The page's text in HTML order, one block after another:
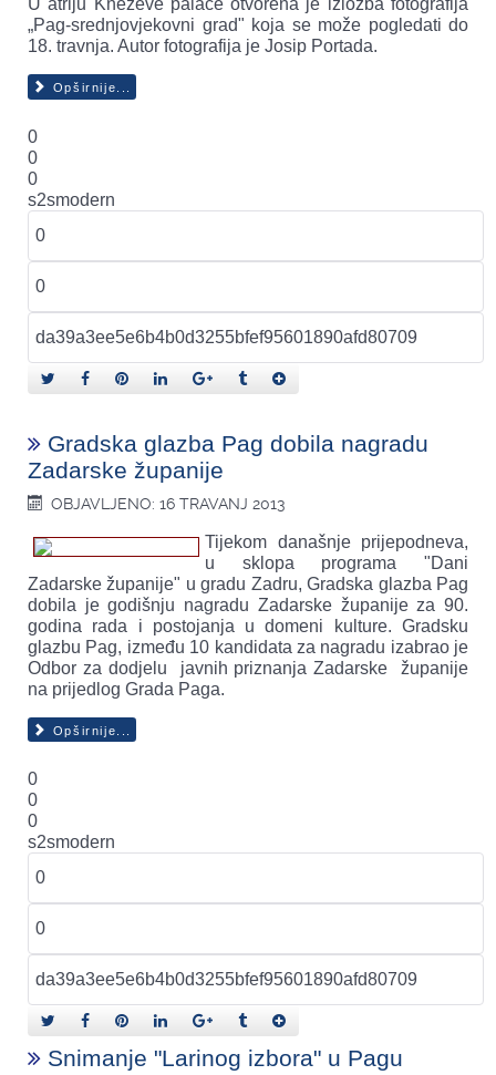
U atriju Kneževe palače otvorena je izložba fotografija
„Pag-srednjovjekovni grad" koja se može pogledati do
18. travnja. Autor fotografija je Josip Portada.
Opširnije...
0
0
0
s2smodern
Gradska glazba Pag dobila nagradu
Zadarske županije
OBJAVLJENO: 16 TRAVANJ 2013
Tijekom današnje prijepodneva,
u sklopa programa "Dani
Zadarske županije" u gradu Zadru, Gradska glazba Pag
dobila je godišnju nagradu Zadarske županije za 90.
godina rada i postojanja u domeni kulture. Gradsku
glazbu Pag, između 10 kandidata za nagradu izabrao je
Odbor za dodjelu javnih priznanja Zadarske županije
na prijedlog Grada Paga.
Opširnije...
0
0
0
s2smodern
Snimanje "Larinog izbora" u Pagu